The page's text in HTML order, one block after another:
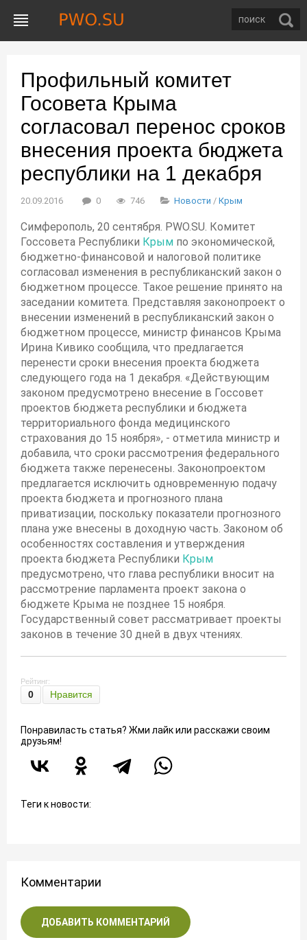
Профильный комитет
Госовета Крыма
согласовал перенос сроков
внесения проекта бюджета
республики на 1 декабря
20.09.2016 0 746 Новости / Крым
Симферополь, 20 сентября. PWO.SU. Комитет
Госсовета Республики Крым по экономической,
бюджетно-финансовой и налоговой политике
согласовал изменения в республиканский закон о
бюджетном процессе. Такое решение принято на
заседании комитета. Представляя законопроект о
внесении изменений в республиканский закон о
бюджетном процессе, министр финансов Крыма
Ирина Кивико сообщила, что предлагается
перенести сроки внесения проекта бюджета
следующего года на 1 декабря. «Действующим
законом предусмотрено внесение в Госсовет
проектов бюджета республики и бюджета
территориального фонда медицинского
страхования до 15 ноября», - отметила министр и
добавила, что сроки рассмотрения федерального
бюджета также перенесены. Законопроектом
предлагается исключить одновременную подачу
проекта бюджета и прогнозного плана
приватизации, поскольку показатели прогнозного
плана уже внесены в доходную часть. Законом об
особенностях составления и утверждения
проекта бюджета Республики Крым
предусмотрено, что глава республики вносит на
рассмотрение парламента проект закона о
бюджете Крыма не позднее 15 ноября.
Государственный совет рассматривает проекты
законов в течение 30 дней в двух чтениях.
Рейтинг:
0 Нравится
Понравиласть статья? Жми лайк или расскажи своим
друзьям!
Теги к новости:
Комментарии
ДОБАВИТЬ КОММЕНТАРИЙ